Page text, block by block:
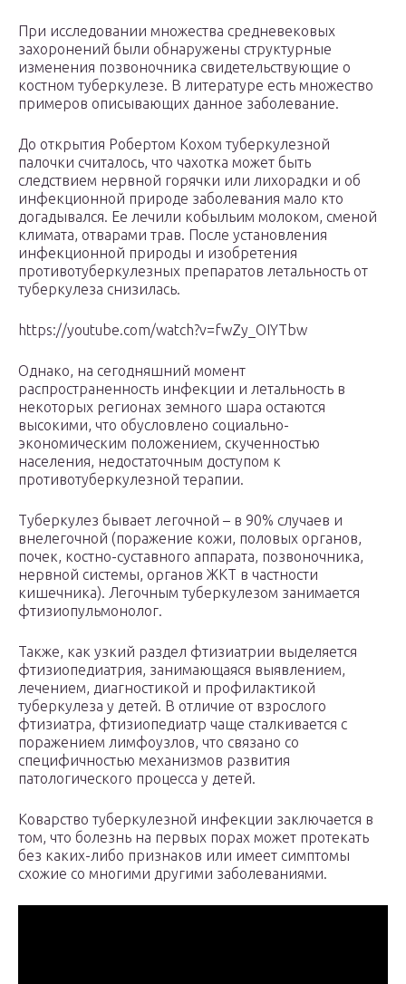
При исследовании множества средневековых
захоронений были обнаружены структурные
изменения позвоночника свидетельствующие о
костном туберкулезе. В литературе есть множество
примеров описывающих данное заболевание.
До открытия Робертом Кохом туберкулезной
палочки считалось, что чахотка может быть
следствием нервной горячки или лихорадки и об
инфекционной природе заболевания мало кто
догадывался. Ее лечили кобыльим молоком, сменой
климата, отварами трав. После установления
инфекционной природы и изобретения
противотуберкулезных препаратов летальность от
туберкулеза снизилась.
https://youtube.com/watch?v=fwZy_OIYTbw
Однако, на сегодняшний момент
распространенность инфекции и летальность в
некоторых регионах земного шара остаются
высокими, что обусловлено социально-
экономическим положением, скученностью
населения, недостаточным доступом к
противотуберкулезной терапии.
Туберкулез бывает легочной – в 90% случаев и
внелегочной (поражение кожи, половых органов,
почек, костно-суставного аппарата, позвоночника,
нервной системы, органов ЖКТ в частности
кишечника). Легочным туберкулезом занимается
фтизиопульмонолог.
Также, как узкий раздел фтизиатрии выделяется
фтизиопедиатрия, занимающаяся выявлением,
лечением, диагностикой и профилактикой
туберкулеза у детей. В отличие от взрослого
фтизиатра, фтизиопедиатр чаще сталкивается с
поражением лимфоузлов, что связано со
специфичностью механизмов развития
патологического процесса у детей.
Коварство туберкулезной инфекции заключается в
том, что болезнь на первых порах может протекать
без каких-либо признаков или имеет симптомы
схожие со многими другими заболеваниями.